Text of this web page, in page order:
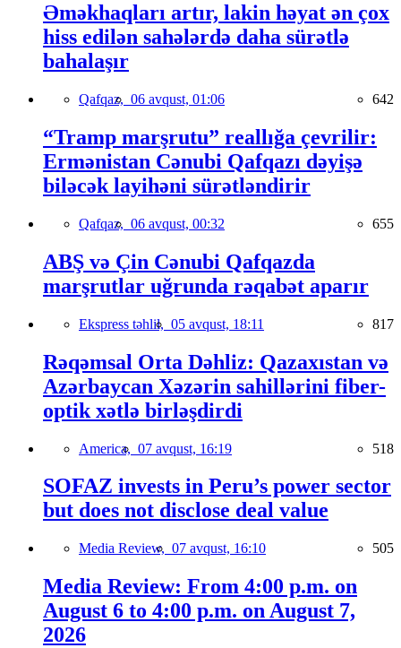
Əməkhaqları artır, lakin həyat ən çox
hiss edilən sahələrdə daha sürətlə
bahalaşır
Qafqaz, 06 avqust, 01:06 642
“Tramp marşrutu” reallığa çevrilir:
Ermənistan Cənubi Qafqazı dəyişə
biləcək layihəni sürətləndirir
Qafqaz, 06 avqust, 00:32 655
ABŞ və Çin Cənubi Qafqazda
marşrutlar uğrunda rəqabət aparır
Ekspress təhlil, 05 avqust, 18:11 817
Rəqəmsal Orta Dəhliz: Qazaxıstan və
Azərbaycan Xəzərin sahillərini fiber-
optik xətlə birləşdirdi
America, 07 avqust, 16:19 518
SOFAZ invests in Peru’s power sector
but does not disclose deal value
Media Review, 07 avqust, 16:10 505
Media Review: From 4:00 p.m. on
August 6 to 4:00 p.m. on August 7,
2026